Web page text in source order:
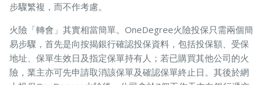
步驟繁複，而不作考慮。
火險「轉會」其實相當簡單。OneDegree火險投保只需兩個簡
易步驟，首先是向按揭銀行確認投保資料，包括投保額、受保
地址、保單生效日及指定保單持有人；若已購買其他公司的火
險，業主亦可先申請取消該保單及確認保單終止日。其後於網